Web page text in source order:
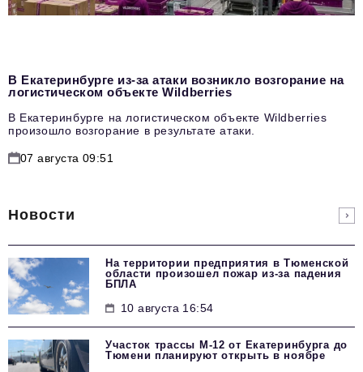
В Екатеринбурге из-за атаки возникло возгорание на
логистическом объекте Wildberries
В Екатеринбурге на логистическом объекте Wildberries
произошло возгорание в результате атаки.
07 августа 09:51
Новости
На территории предприятия в Тюменской
области произошел пожар из-за падения
БПЛА
10 августа 16:54
Участок трассы М-12 от Екатеринбурга до
Тюмени планируют открыть в ноябре